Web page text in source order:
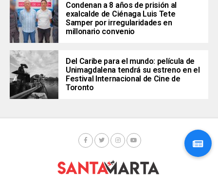
Condenan a 8 años de prisión al
exalcalde de Ciénaga Luis Tete
Samper por irregularidades en
millonario convenio
Del Caribe para el mundo: película de
Unimagdalena tendrá su estreno en el
Festival Internacional de Cine de
Toronto